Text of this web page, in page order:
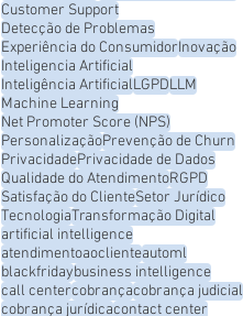
Customer Support
Detecção de Problemas
Experiência do ConsumidorInovação
Inteligencia Artificial
Inteligência ArtificialLGPDLLM
Machine Learning
Net Promoter Score (NPS)
PersonalizaçãoPrevenção de Churn
PrivacidadePrivacidade de Dados
Qualidade do AtendimentoRGPD
Satisfação do ClienteSetor Jurídico
TecnologiaTransformação Digital
artificial intelligence
atendimentoaoclienteautoml
blackfridaybusiness intelligence
call centercobrançacobrança judicial
cobrança jurídicacontact center